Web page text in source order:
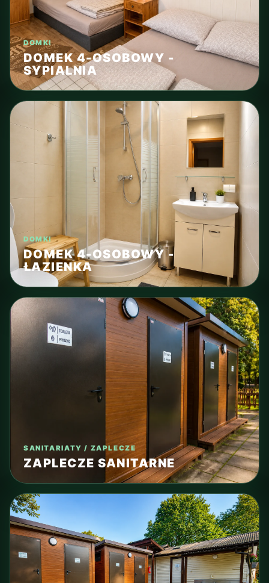
DOMKI
DOMEK 4-OSOBOWY -
SYPIALNIA
DOMKI
DOMEK 4-OSOBOWY -
ŁAZIENKA
SANITARIATY / ZAPLECZE
ZAPLECZE SANITARNE